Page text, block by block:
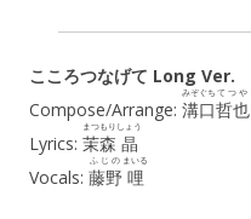
こころつなげて Long Ver.
Compose/Arrange: 溝口
みぞぐち
哲也
てつや
Lyrics: 茉森
まつもり
晶
しょう
Vocals: 藤野
ふじの
哩
まいる